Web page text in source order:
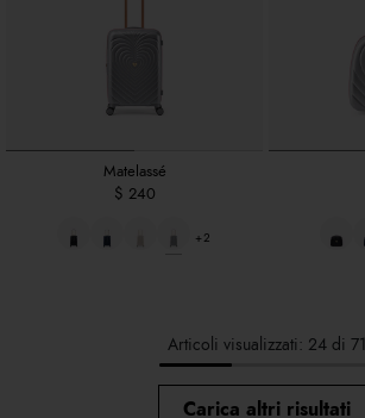
Matelassé
$ 240
+2
Articoli visualizzati: 24 di 71
Carica altri risultati